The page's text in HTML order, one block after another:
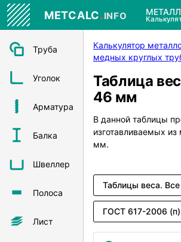
METCALC.INFO
Труба
Уголок
Арматура
Балка
Швеллер
Полоса
Лист
Калькулятор
медных круглых
Таблица
46 мм
В данной таблицы
изготавливаемых
мм.
Таблицы веса.
ГОСТ 617-2006 (п)